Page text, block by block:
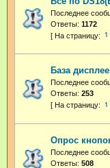
Последнее
Ответы: 1172
1
База
Последнее
Ответы: 253
1
Опрос
Последнее
Ответы: 508